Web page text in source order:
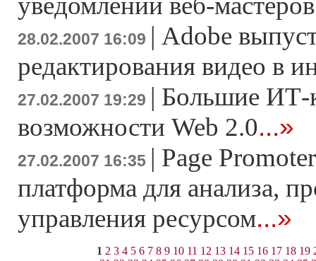
28.02.2007 16:09 | Adobe
редактирования видео в
27.02.2007 19:29 | Большие ИТ-
возможности Web 2.0...»
27.02.2007 16:35 | Page
платформа для анализа,
управления ресурсом...»
1 2 3 4 5 6 7 8 9 10 11 12 13 14 15 16 17 18 19